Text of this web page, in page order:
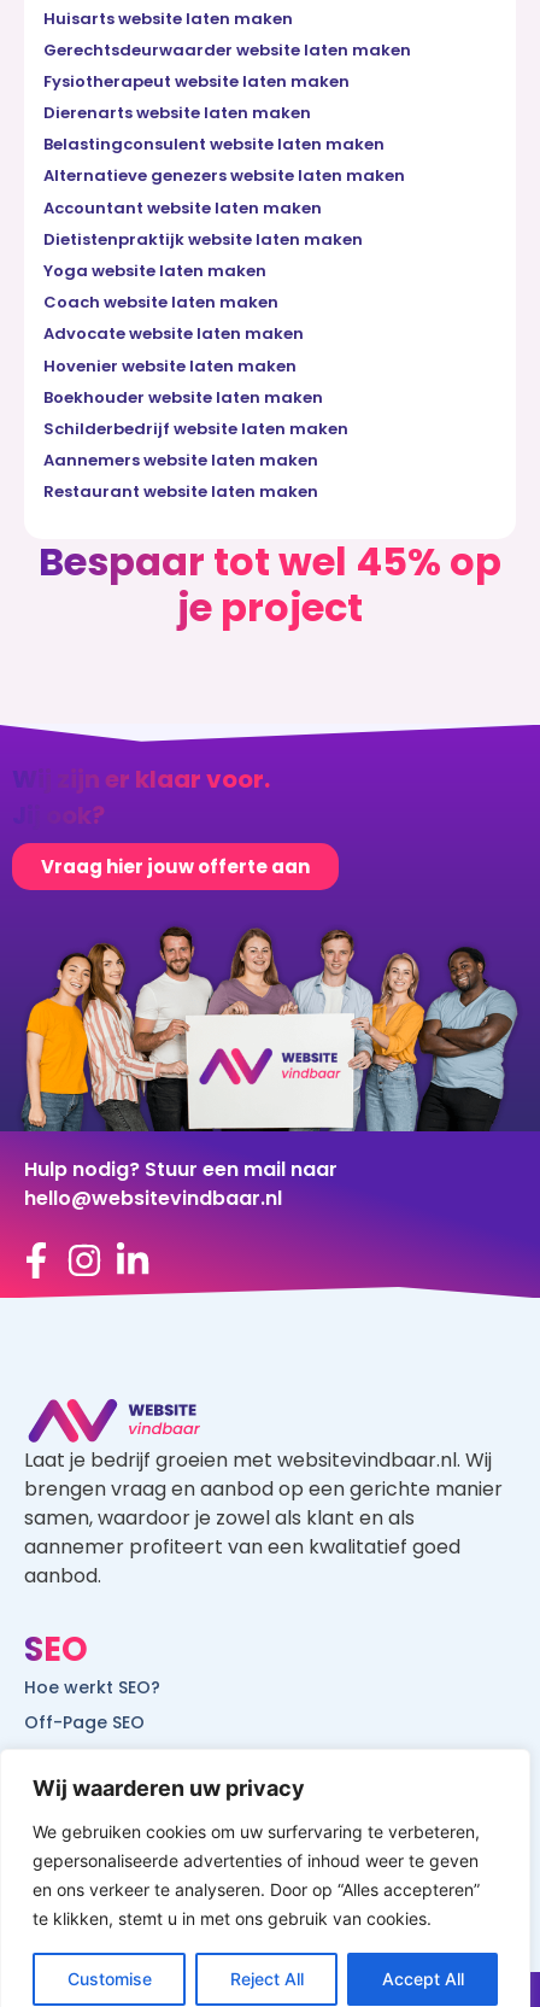
Wij waarderen uw privacy
We gebruiken cookies om uw surfervaring te verbeteren,
gepersonaliseerde advertenties of inhoud weer te geven
en ons verkeer te analyseren. Door op “Alles accepteren”
te klikken, stemt u in met ons gebruik van cookies.
Customise Reject All Accept All
Huisarts website laten maken
Gerechtsdeurwaarder website laten maken
Fysiotherapeut website laten maken
Dierenarts website laten maken
Belastingconsulent website laten maken
Alternatieve genezers website laten maken
Accountant website laten maken
Dietistenpraktijk website laten maken
Yoga website laten maken
Coach website laten maken
Advocate website laten maken
Hovenier website laten maken
Boekhouder website laten maken
Schilderbedrijf website laten maken
Aannemers website laten maken
Restaurant website laten maken
Bespaar tot wel 45% op
je project
Wij zijn er klaar voor.
Jij ook?
Vraag hier jouw offerte aan
Hulp nodig? Stuur een mail naar
hello@websitevindbaar.nl
Laat je bedrijf groeien met websitevindbaar.nl. Wij
brengen vraag en aanbod op een gerichte manier
samen, waardoor je zowel als klant en als
aannemer profiteert van een kwalitatief goed
aanbod.
SEO
Hoe werkt SEO?
Off-Page SEO
On-Page SEO
SEO voor lokale bedrijven
SEO voor mobiele websites
SEO voor start-ups
© All Rights Reserved by Website Vindbaar